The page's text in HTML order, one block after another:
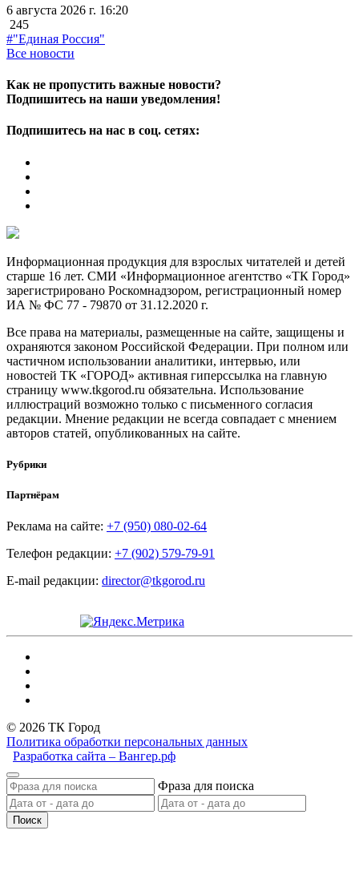
6 августа 2026 г. 16:20
245
#"Единая Россия"
Все новости
Как не пропустить важные новости?
Подпишитесь на наши уведомления!
Подпишитесь на нас в соц. сетях:
Информационная продукция для взрослых читателей и детей
старше 16 лет. СМИ «Информационное агентство «ТК Город»
зарегистрировано Роскомнадзором, регистрационный номер
ИА № ФС 77 - 79870 от 31.12.2020 г.
Все права на материалы, размещенные на сайте, защищены и
охраняются законом Российской Федерации. При полном или
частичном использовании аналитики, интервью, или
новостей ТК «ГОРОД» активная гиперссылка на главную
страницу www.tkgorod.ru обязательна. Использование
иллюстраций возможно только с письменного согласия
редакции. Мнение редакции не всегда совпадает с мнением
авторов статей, опубликованных на сайте.
Рубрики
Партнёрам
Реклама на сайте: +7 (950) 080-02-64
Телефон редакции: +7 (902) 579-79-91
E-mail редакции: director@tkgorod.ru
© 2026 ТК Город
Политика обработки персональных данных
Разработка сайта – Вангер.рф
Фраза для поиска
Поиск